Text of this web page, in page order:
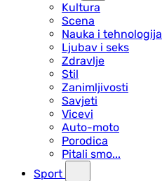
Kultura
Scena
Nauka i tehnologija
Ljubav i seks
Zdravlje
Stil
Zanimljivosti
Savjeti
Vicevi
Auto-moto
Porodica
Pitali smo...
Sport